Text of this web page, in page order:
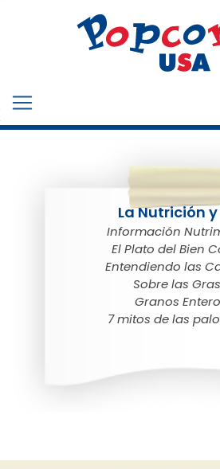
La Nutrición y
Información
El Plato del Bien
Entendiendo las
Sobre las
Granos
7 mitos de las